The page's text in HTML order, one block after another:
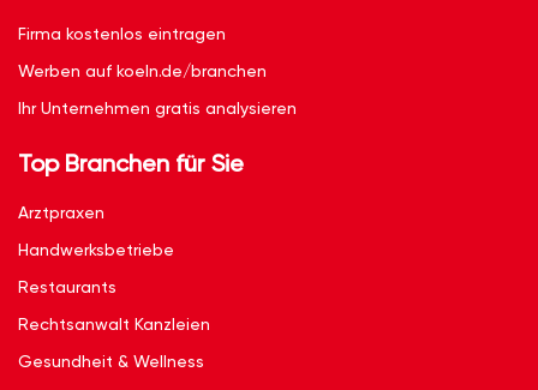
Firma kostenlos eintragen
Werben auf koeln.de/branchen
Ihr Unternehmen gratis analysieren
Top Branchen für Sie
Arztpraxen
Handwerksbetriebe
Restaurants
Rechtsanwalt Kanzleien
Gesundheit & Wellness